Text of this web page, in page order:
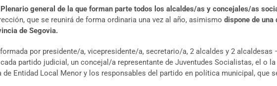
general de la que forman parte todos los alcaldes/as y concejales/as
que se reunirá de forma ordinaria una vez al año, asimismo dispone de
de Segovia.
formada por presidente/a, vicepresidente/a, secretario/a, 2 alcaldes y 2 alcaldesas
partido judicial, un concejal/a representante de Juventudes Socialistas, el o
Entidad Local Menor y los responsables del partido en política municipal, que